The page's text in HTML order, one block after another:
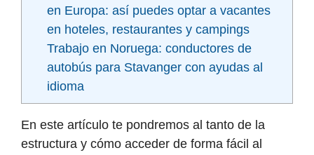
en Europa: así puedes optar a vacantes
en hoteles, restaurantes y campings
Trabajo en Noruega: conductores de
autobús para Stavanger con ayudas al
idioma
En este artículo te pondremos al tanto de la
estructura y cómo acceder de forma fácil al